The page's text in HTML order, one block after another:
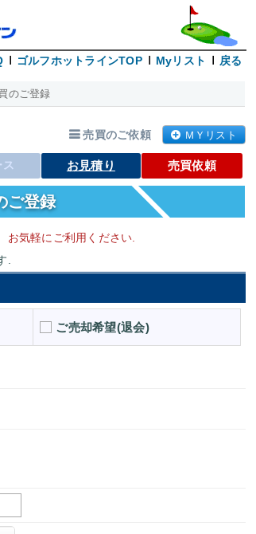
ゴルフホットラインTOP Myリスト 戻る
のご登録
売買のご依頼 ＭＹリスト
ス お見積り 売買依頼
ご登録
お気軽にご利用ください.
.
ご売却希望(退会)